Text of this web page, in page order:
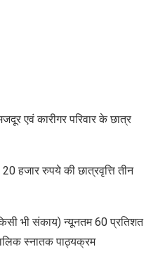
एवं कारीगर परिवार के छात्र
20 हजार रुपये की छात्रवृत्ति तीन
भी संकाय) न्यूनतम 60 प्रतिशत
स्नातक पाठ्यक्रम